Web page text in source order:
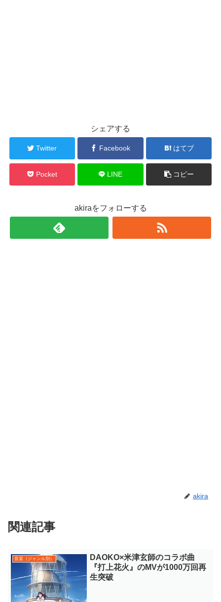
シェアする
Twitter Facebook はてブ
Pocket LINE コピー
akiraをフォローする
akira
関連記事
音楽（ジャンル別）
DAOKO×米津玄師のコラボ曲
『打上花火』のMVが1000万回再
生突破